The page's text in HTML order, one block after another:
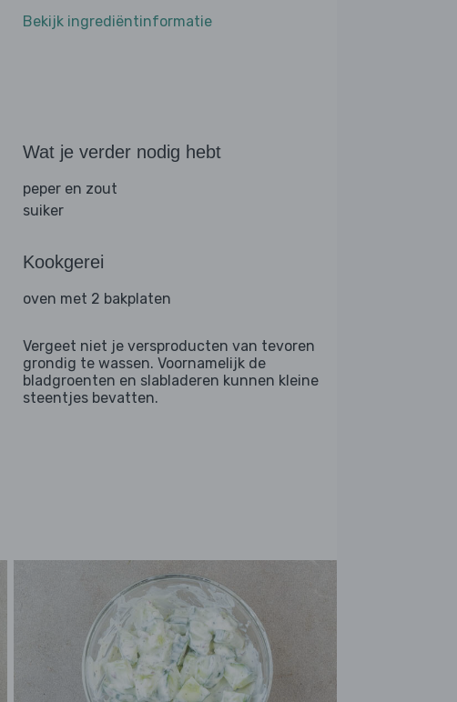
Bekijk ingrediëntinformatie
Wat je verder nodig hebt
peper en zout
suiker
Kookgerei
oven met 2 bakplaten
Vergeet niet je versproducten van tevoren
grondig te wassen. Voornamelijk de
bladgroenten en slabladeren kunnen kleine
steentjes bevatten.